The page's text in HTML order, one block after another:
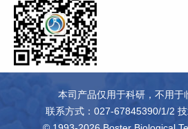
本司产品仅用于科研，不用于
联系方式：027-67845390/1/2 技